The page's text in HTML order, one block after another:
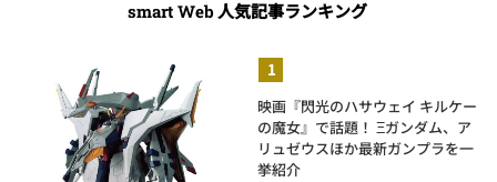
smart Web人気記事ランキング
映画『閃光のハサウェイ キルケー
の魔女』で話題！ Ξガンダム、ア
リュゼウスほか最新ガンプラを一
挙紹介